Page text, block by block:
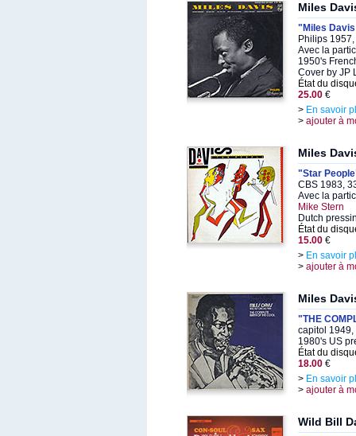
Miles
"Miles
Philips
Avec la
1950's
Cover by JP
État du
25.00 €
> En savoir
> ajouter à
Miles
"Star
CBS 1983,
Avec la
Mike Stern
Dutch
État du
15.00 €
> En savoir
> ajouter à
Miles
"THE
capitol 1949,
1980's US
État du
18.00 €
> En savoir
> ajouter à
Wild Bill